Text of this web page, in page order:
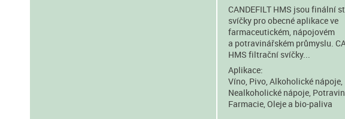
CANDEFILT HMS jsou finální
svíčky pro obecné aplikace ve
farmaceutickém, nápojovém
a potravinářském průmyslu.
HMS filtrační svíčky...
Aplikace:
Víno, Pivo, Alkoholické nápoje,
Nealkoholické nápoje,
Farmacie, Oleje a bio-paliva